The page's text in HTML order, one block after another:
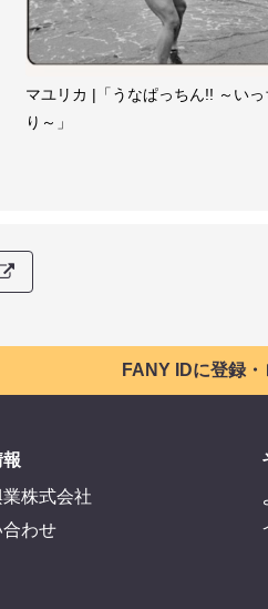
マユリカ |「うなぱっちん!! ～い
り～」
FANY IDに登録
株式会社
わせ